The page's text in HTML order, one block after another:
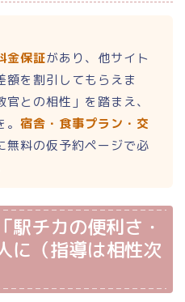
金保証があり、他サイト
額を割引してもらえま
との相性」を踏まえ、
。 宿舎・食事プラン・交
無料の仮予約ページで必
駅チカの便利さ・
に（指導は相性次